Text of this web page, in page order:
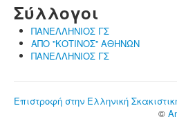
Σύλλογοι
ΠΑΝΕΛΛΗΝΙΟΣ ΓΣ
ΑΠΟ ''ΚΟΤΙΝΟΣ'' ΑΘΗΝΩΝ
ΠΑΝΕΛΛΗΝΙΟΣ ΓΣ
Επιστροφή στην Ελληνική
©